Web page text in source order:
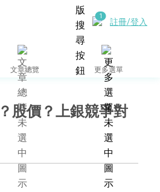
註冊/登入
文章總覽 更多選單
股價？上銀競爭對